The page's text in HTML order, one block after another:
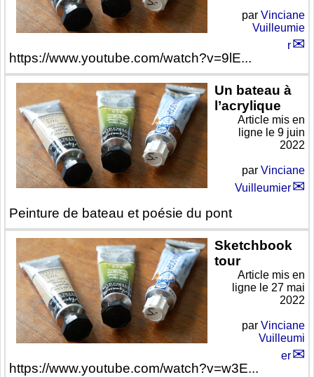
https://www.youtube.com/watch?v=9lE...
par Vinciane
Vuilleumie
r
Un bateau à
l’acrylique
Peinture de bateau et poésie du pont
Article mis en
ligne le 9 juin
2022
par Vinciane
Vuilleumier
Sketchbook
tour
https://www.youtube.com/watch?v=w3E...
Article mis en
ligne le 27 mai
2022
par Vinciane
Vuilleumi
er